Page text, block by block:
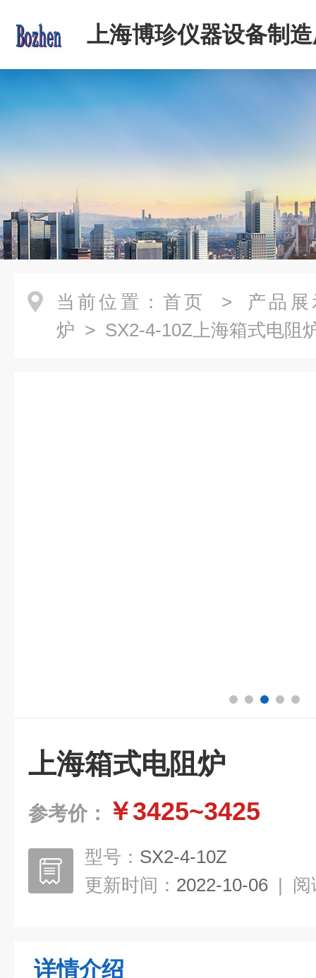
上海博珍仪器设备制
当前位置： 首页 > 产品展
炉 > SX2-4-10Z上海箱式电阻
上海箱式电阻炉
参考价： ￥3425~3425
型号： SX2-4-10Z
更新时间： 2022-10-06 | 阅
详情介绍